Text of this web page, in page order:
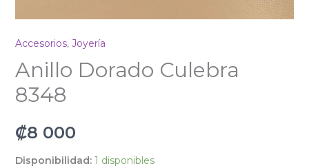
Accesorios, Joyería
Anillo Dorado Culebra
8348
₡8 000
Disponibilidad: 1 disponibles